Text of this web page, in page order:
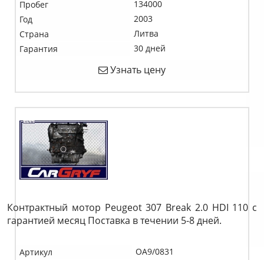
Пробег
134000
Год
2003
Страна
Литва
Гарантия
30 дней
Узнать цену
Контрактный мотор Peugeot 307 Break 2.0 HDI 110 c
гарантией месяц Поставка в течении 5-8 дней.
Артикул
OA9/0831